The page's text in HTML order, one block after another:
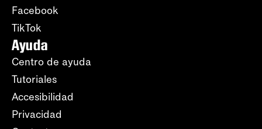
Facebook
TikTok
Ayuda
Centro de ayuda
Tutoriales
Accesibilidad
Privacidad